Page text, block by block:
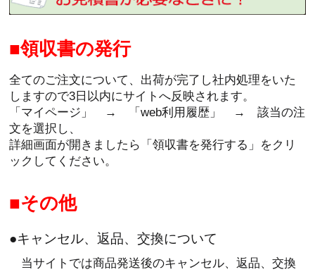
領収書の発行
全てのご注文について、出荷が完了し社内処理をいた
しますので3日以内にサイトへ反映されます。
「マイページ」 → 「web利用履歴」 → 該当の注
文を選択し、
詳細画面が開きましたら「領収書を発行する」をクリ
ックしてください。
その他
●キャンセル、返品、交換について
当サイトでは商品発送後のキャンセル、返品、交換